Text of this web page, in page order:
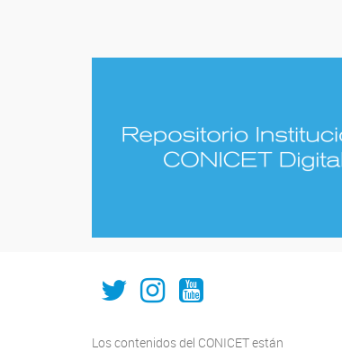
IAL_CONICET
ial.conicet.unl
ialcomunica
Los contenidos del CONICET están